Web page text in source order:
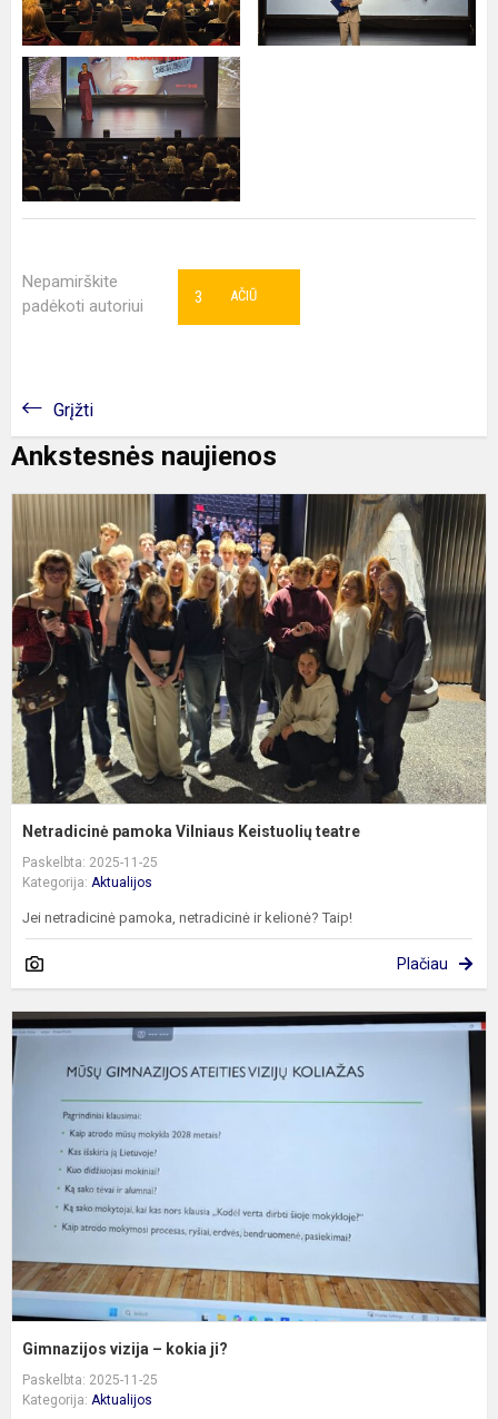
Nepamirškite
padėkoti autoriui
AČIŪ
3
Grįžti
Ankstesnės naujienos
Netradicinė pamoka Vilniaus Keistuolių teatre
Paskelbta: 2025-11-25
Kategorija: Aktualijos
Jei netradicinė pamoka, netradicinė ir kelionė? Taip!
Plačiau
Gimnazijos vizija – kokia ji?
Paskelbta: 2025-11-25
Kategorija: Aktualijos